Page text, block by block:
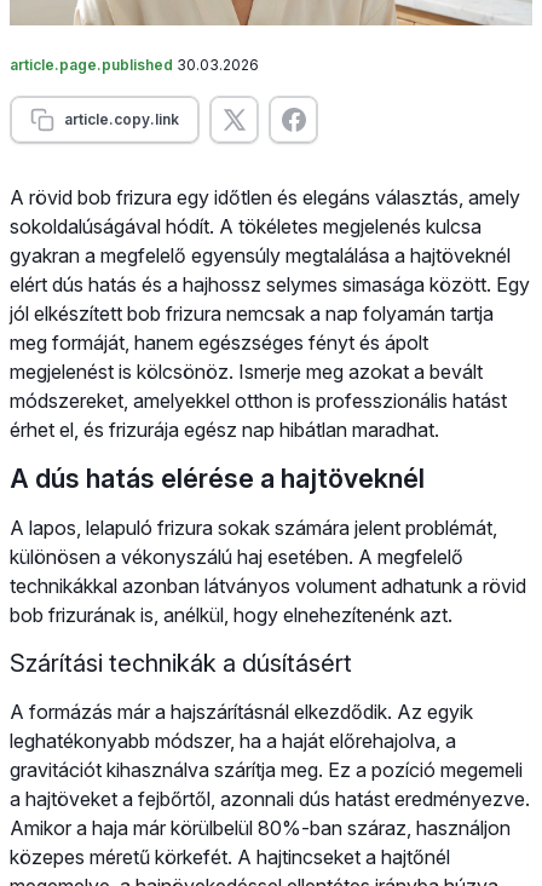
article.page.published 30.03.2026
article.copy.link
A rövid bob frizura egy időtlen és elegáns választás, amely
sokoldalúságával hódít. A tökéletes megjelenés kulcsa
gyakran a megfelelő egyensúly megtalálása a hajtöveknél
elért dús hatás és a hajhossz selymes simasága között. Egy
jól elkészített bob frizura nemcsak a nap folyamán tartja
meg formáját, hanem egészséges fényt és ápolt
megjelenést is kölcsönöz. Ismerje meg azokat a bevált
módszereket, amelyekkel otthon is professzionális hatást
érhet el, és frizurája egész nap hibátlan maradhat.
A dús hatás elérése a hajtöveknél
A lapos, lelapuló frizura sokak számára jelent problémát,
különösen a vékonyszálú haj esetében. A megfelelő
technikákkal azonban látványos volument adhatunk a rövid
bob frizurának is, anélkül, hogy elnehezítenénk azt.
Szárítási technikák a dúsításért
A formázás már a hajszárításnál elkezdődik. Az egyik
leghatékonyabb módszer, ha a haját előrehajolva, a
gravitációt kihasználva szárítja meg. Ez a pozíció megemeli
a hajtöveket a fejbőrtől, azonnali dús hatást eredményezve.
Amikor a haja már körülbelül 80%-ban száraz, használjon
közepes méretű körkefét. A hajtincseket a hajtőnél